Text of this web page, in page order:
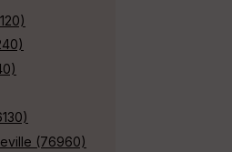
(76960)